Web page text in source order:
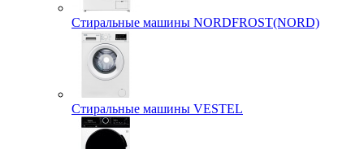
Стиральные машины NORDFROST(NORD)
Стиральные машины VESTEL